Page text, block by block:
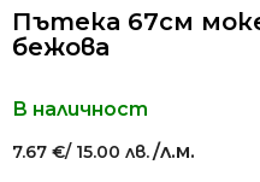
Пътека 67см
бежова
В наличност
7.67 €/ 15.00 лв./л.м.